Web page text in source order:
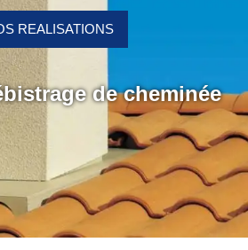
de cheminée
REALISATIONS